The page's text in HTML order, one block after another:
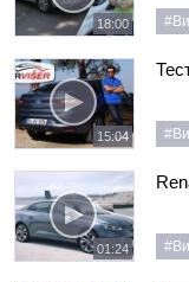
18:00
15:04
01:24